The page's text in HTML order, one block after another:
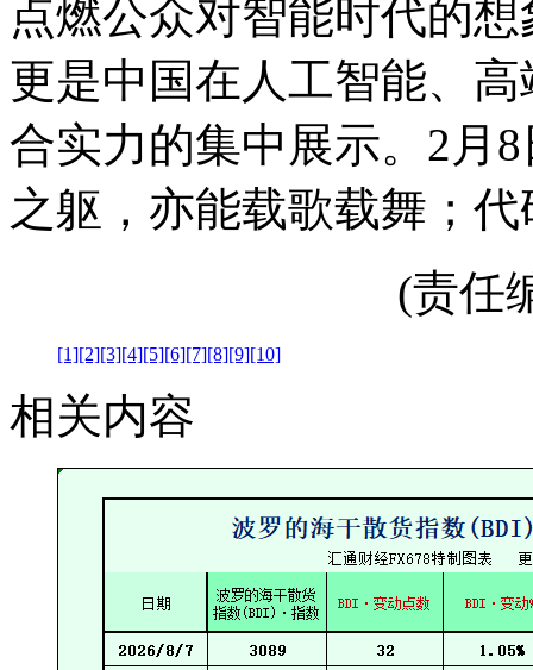
点燃公众对智能时代的
更是中国在人工智能、
合实力的集中展示。2
之躯，亦能载歌载舞；
(责任
[1][2][3][4][5][6][7][8][9][10]
相关内容